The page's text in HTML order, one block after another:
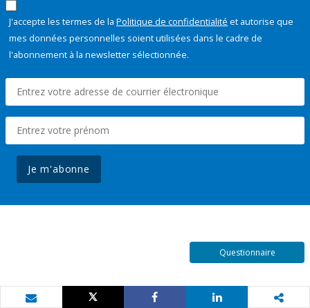
J'accepte les termes de la Politique de confidentialité et autorise que
mes données personnelles soient utilisées dans le cadre de
l'abonnement à la newsletter sélectionnée.
Je m'abonne
Questionnaire